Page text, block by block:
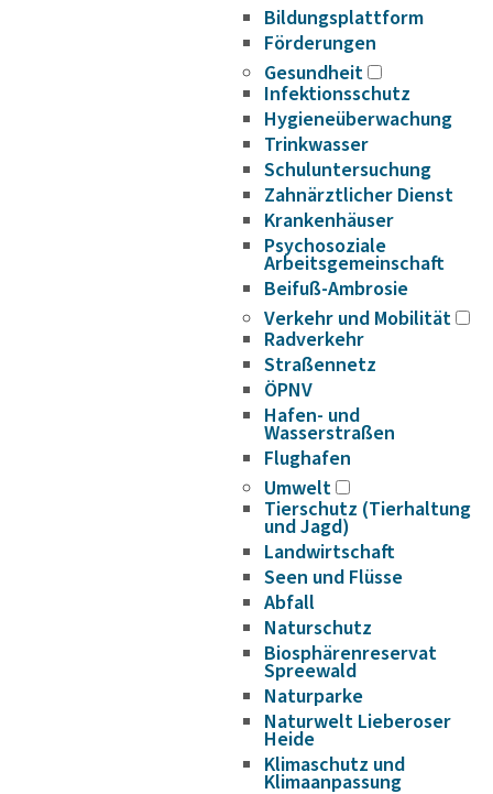
Bildungsplattform
Förderungen
Gesundheit
Infektionsschutz
Hygieneüberwachung
Trinkwasser
Schuluntersuchung
Zahnärztlicher Dienst
Krankenhäuser
Psychosoziale
Arbeitsgemeinschaft
Beifuß-Ambrosie
Verkehr und Mobilität
Radverkehr
Straßennetz
ÖPNV
Hafen- und
Wasserstraßen
Flughafen
Umwelt
Tierschutz (Tierhaltung
und Jagd)
Landwirtschaft
Seen und Flüsse
Abfall
Naturschutz
Biosphärenreservat
Spreewald
Naturparke
Naturwelt Lieberoser
Heide
Klimaschutz und
Klimaanpassung